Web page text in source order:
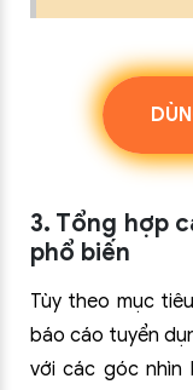
3. Tổng hợp
phổ biến
Tùy theo mục
báo cáo tuyển
với các góc nhìn